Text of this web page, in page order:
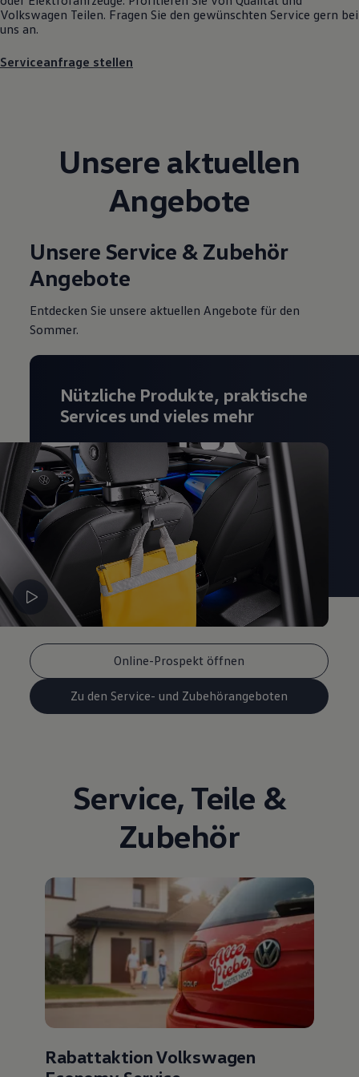
Motorenöl und Flüssigkeiten
Räder und Reifen
Economy Service
Volkswagen Teile
Individualisieren
Wallbox und Ladekabel
Dienste für Ihr Modell finden
Volkswagen Apps, Login und Shop
Updates für Software, Karten und Radio
Über Ihr Auto
Vorgängermodelle
Kundeninformationen
Warn- und Kontrollleuchten
Live Beratung
Lifestyle
Transport
Familie
Volkswagen R
Pannen- und Unfallhilfe
Volkswagen Kundenbetreuung
Volkswagen Teilen. Fragen Sie den gewünschten Service gern bei
uns an.
Serviceanfrage stellen
Unsere aktuellen
Angebote
Unsere Service & Zubehör
Angebote
Entdecken Sie unsere aktuellen Angebote für den
Sommer.
Online-Prospekt öffnen
Zu den Service- und Zubehörangeboten
Nützliche Produkte, praktische
Services und vieles mehr
Service, Teile &
Zubehör
Rabattaktion Volkswagen